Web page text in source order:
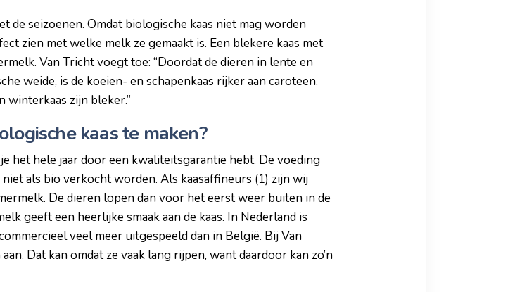
de seizoenen. Omdat biologische kaas niet mag worden
zien met welke melk ze gemaakt is. Een blekere kaas met
Van Tricht voegt toe: “Doordat de dieren in lente en
weide, is de koeien- en schapenkaas rijker aan caroteen.
winterkaas zijn bleker.”
kaas te maken?
het hele jaar door een kwaliteitsgarantie hebt. De voeding
als bio verkocht worden. Als kaasaffineurs (1) zijn wij
De dieren lopen dan voor het eerst weer buiten in de
geeft een heerlijke smaak aan de kaas. In Nederland is
veel meer uitgespeeld dan in België. Bij Van
Dat kan omdat ze vaak lang rijpen, want daardoor kan zo’n